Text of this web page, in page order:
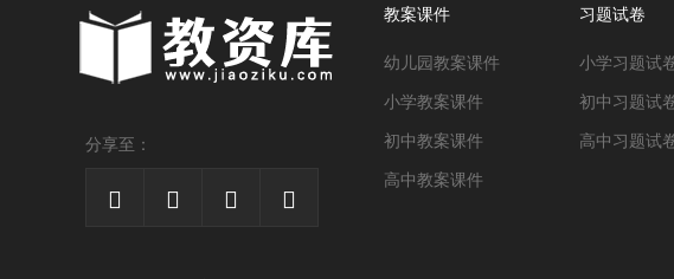
分享至：
   
教案课件
幼儿园教案课件
小学教案课件
初中教案课件
高中教案课件
习题试卷
小学习题试
初中习题试
高中习题试